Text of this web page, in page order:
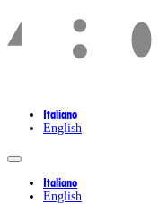
Italiano
English
Italiano
English